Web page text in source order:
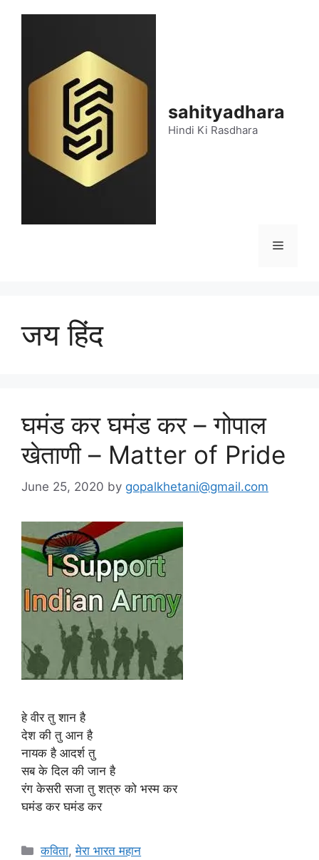
sahityadhara
Hindi Ki Rasdhara
Menu
जय हिंद
घमंड कर घमंड कर – गोपाल
खेताणी – Matter of Pride
June 25, 2020 by gopalkhetani@gmail.com
हे वीर तु शान है
देश की तु आन है
नायक है आदर्श तु
सब के दिल की जान है
रंग केसरी सजा तु शत्रु को भस्म कर
घमंड कर घमंड कर
Categories
कविता,मेरा भारत महान